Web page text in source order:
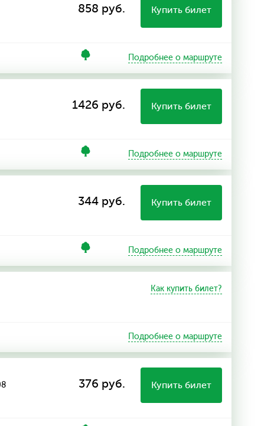
858 руб. Купить билет
Подробнее о маршруте
1426 руб. Купить билет
Подробнее о маршруте
344 руб. Купить билет
Подробнее о маршруте
Как купить билет?
Подробнее о маршруте
376 руб. Купить билет